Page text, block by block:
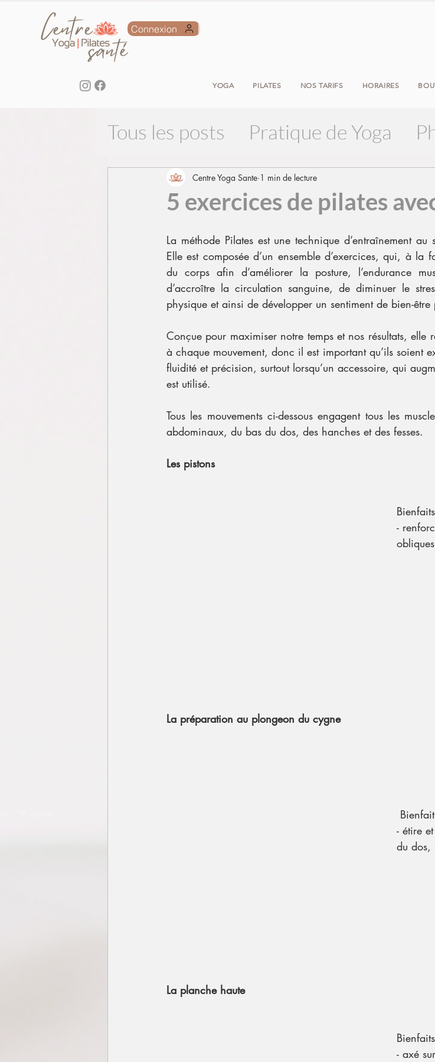
Connexion
YOGA PILATES NOS TARIFS HORAIRES
Tous les posts Pratique de Yoga
5 exercices de pilates
Centre Yoga Sante 1 min de lecture
La méthode Pilates est une technique d’entraînement
Elle est composée d’un ensemble d’exercices, qui, à la
du corps afin d’améliorer la posture, l’endurance
d’accroître la circulation sanguine, de diminuer le
physique et ainsi de développer un sentiment de bien-être
Conçue pour maximiser notre temps et nos résultats, elle
à chaque mouvement, donc il est important qu’ils soient
fluidité et précision, surtout lorsqu’un accessoire, qui
est utilisé.
Tous les mouvements ci-dessous engagent tous les
abdominaux, du bas du dos, des hanches et des fesses.
Les pistons
-
La préparation au plongeon du cygne
- étire
du dos,
La planche haute
- axé